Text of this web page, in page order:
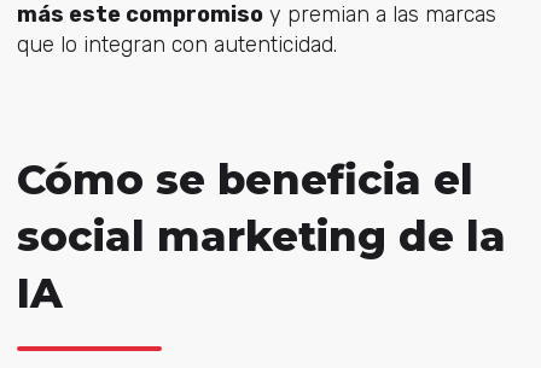
más este compromisoy premian a las marcas
que lo integran con autenticidad.
Cómo se beneficia el
social marketing de la
IA